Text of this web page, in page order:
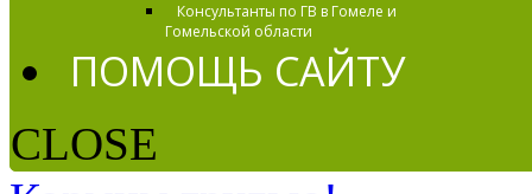
Консультанты по ГВ в Гомеле и
Гомельской области
ПОМОЩЬ САЙТУ
CLOSE